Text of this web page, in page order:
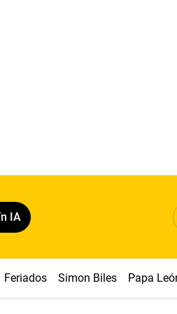
IA
Feriados Simon Biles Papa